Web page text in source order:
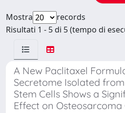
Mostra
records
Risultati 1 - 5 di 5 (tempo di
A New Paclitaxel
Secretome Isolated
Stem Cells Shows a
Effect on Osteosarcoma